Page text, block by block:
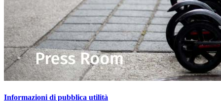
Informazioni di pubblica utilità